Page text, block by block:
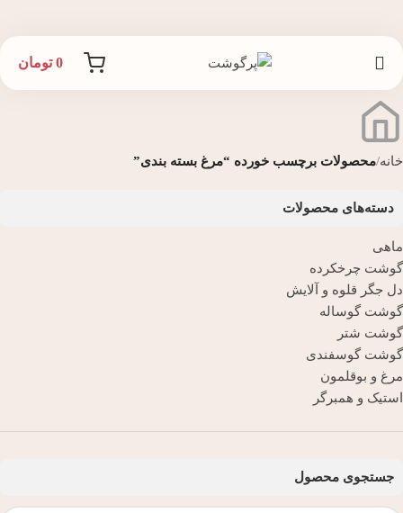
0 تومان
خانه محصولات برچسب خورده “مرغ بسته بندی”
دسته‌های محصولات
ماهی
گوشت چرخکرده
دل جگر قلوه و آلایش
گوشت گوساله
گوشت شتر
گوشت گوسفندی
مرغ و بوقلمون
استیک و همبرگر
جستجوی محصول